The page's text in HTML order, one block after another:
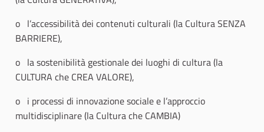
o l’accessibilità dei contenuti culturali (la Cultura SENZA
BARRIERE),
o la sostenibilità gestionale dei luoghi di cultura (la
CULTURA che CREA VALORE),
o i processi di innovazione sociale e l’approccio
multidisciplinare (la Cultura che CAMBIA)